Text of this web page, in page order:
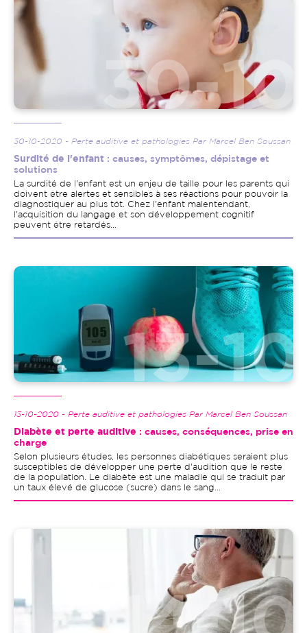
30-10-2020 - Perte auditive et pathologies Par Marcel Ben Soussan
Surdité de l'enfant : causes, symptômes, dépistage et
solutions
La surdité de l'enfant est un enjeu de taille pour les parents qui
doivent être alertes et sensibles à ses réactions pour pouvoir la
diagnostiquer au plus tôt. Chez l'enfant malentendant,
l'acquisition du langage et son développement cognitif
peuvent être retardés...
Image
13-10-2020 - Perte auditive et pathologies Par Marcel Ben Soussan
Diabète et perte auditive : causes, conséquences, prise en
charge
Selon plusieurs études, les personnes diabétiques seraient plus
susceptibles de développer une perte d'audition que le reste
de la population. Le diabète est une maladie qui se traduit par
un taux élevé de glucose (sucre) dans le sang...